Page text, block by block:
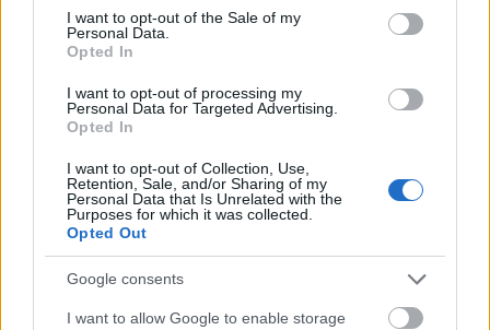
consent section.
I want to opt-out of the Sale of my
Personal Data.
Opted In
I want to opt-out of processing my
Personal Data for Targeted Advertising.
Opted In
I want to opt-out of Collection, Use,
Retention, Sale, and/or Sharing of my
Personal Data that Is Unrelated with the
Purposes for which it was collected.
Opted Out
Google consents
I want to allow Google to enable storage